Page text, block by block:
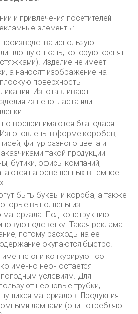
и привлечения посетителей
элементы:
используют
плотную ткань, которую крепят
Изделие не имеет
а наносят изображение на
поверхность
Изготавливают
из пенопласта или
воспринимаются благодаря
в форме коробов,
фигур разного цвета и
такой продукции
бутики, офисы компаний,
на освещенных в темное
быть буквы и короба, а также
выполнены из
материала. Под конструкцию
подсветку. Такая реклама
потому расходы на ее
окупаются быстро.
именно они конкурируют со
именно неон остается
условиям. Для
неоновые трубки,
материалов. Продукция
лампами (они потребляют